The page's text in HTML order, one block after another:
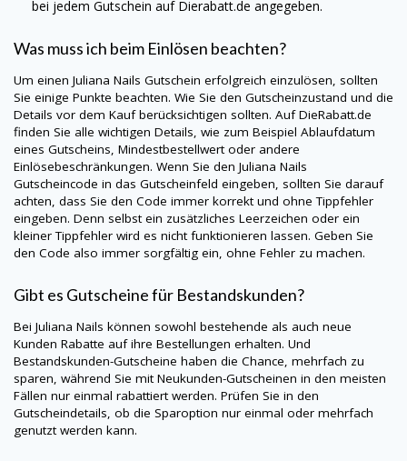
bei jedem Gutschein auf Dierabatt.de angegeben.
Was muss ich beim Einlösen beachten?
Um einen Juliana Nails Gutschein erfolgreich einzulösen, sollten
Sie einige Punkte beachten. Wie Sie den Gutscheinzustand und die
Details vor dem Kauf berücksichtigen sollten. AufDieRabatt.de
finden Sie alle wichtigen Details, wie zum Beispiel Ablaufdatum
eines Gutscheins, Mindestbestellwert oder andere
Einlösebeschränkungen. Wenn Sie den Juliana Nails
Gutscheincode in das Gutscheinfeld eingeben, sollten Sie darauf
achten, dass Sie den Code immer korrekt und ohne Tippfehler
eingeben. Denn selbst ein zusätzliches Leerzeichen oder ein
kleiner Tippfehler wird es nicht funktionieren lassen. Geben Sie
den Code also immer sorgfältig ein, ohne Fehler zu machen.
Gibt es Gutscheine für Bestandskunden?
Bei Juliana Nails können sowohl bestehende als auch neue
Kunden Rabatte auf ihre Bestellungen erhalten. Und
Bestandskunden-Gutscheine haben die Chance, mehrfach zu
sparen, während Sie mit Neukunden-Gutscheinen in den meisten
Fällen nur einmal rabattiert werden. Prüfen Sie in den
Gutscheindetails, ob die Sparoption nur einmal oder mehrfach
genutzt werden kann.